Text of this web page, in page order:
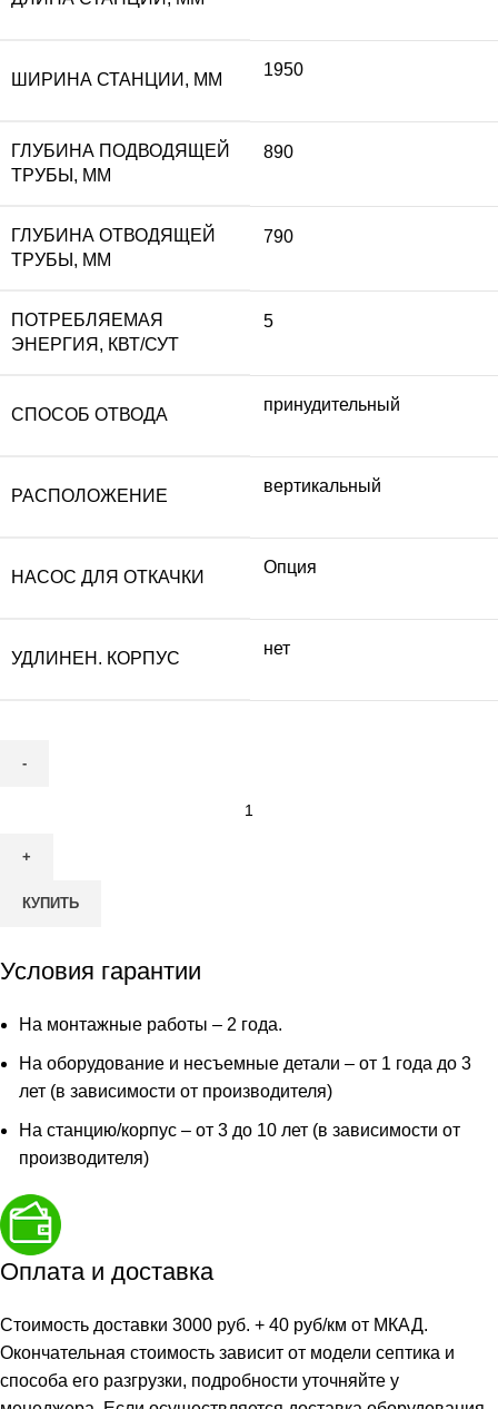
ШИРИНА СТАНЦИИ, ММ
1950
ГЛУБИНА ПОДВОДЯЩЕЙ
ТРУБЫ, ММ
890
ГЛУБИНА ОТВОДЯЩЕЙ
ТРУБЫ, ММ
790
ПОТРЕБЛЯЕМАЯ
ЭНЕРГИЯ, КВТ/СУТ
5
СПОСОБ ОТВОДА
принудительный
РАСПОЛОЖЕНИЕ
вертикальный
НАСОС ДЛЯ ОТКАЧКИ
Опция
УДЛИНЕН. КОРПУС
нет
КИТ-30-
КУПИТЬ
Условия гарантии
На монтажные работы – 2 года.
На оборудование и несъемные детали – от 1 года до 3
лет (в зависимости от производителя)
На станцию/корпус – от 3 до 10 лет (в зависимости от
производителя)
Оплата и доставка
Стоимость доставки 3000 руб. + 40 руб/км от МКАД.
Окончательная стоимость зависит от модели септика и
способа его разгрузки, подробности уточняйте у